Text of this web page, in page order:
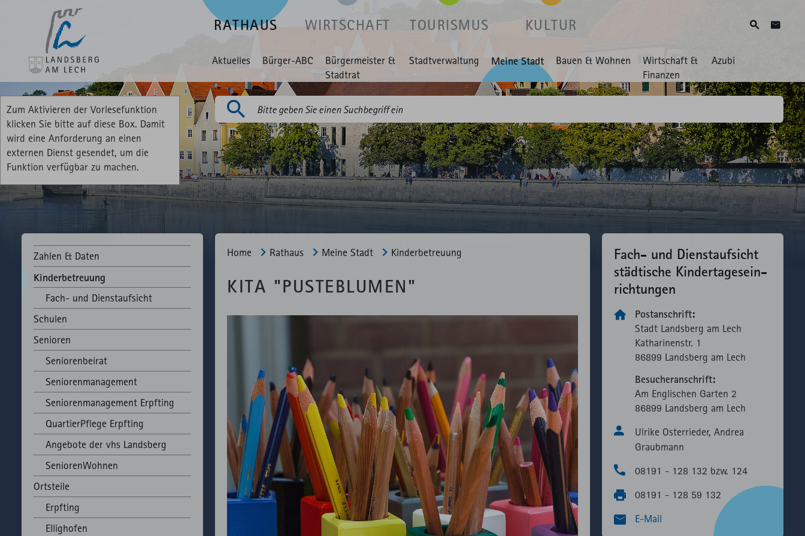
RATHAUS WIRTSCHAFT TOURISMUS KULTUR SucheZum
Aktuelles Bürger-ABC
Bürgermeister &
Stadtrat
Stadtverwaltung Meine Stadt Bauen & Wohnen
Wirtschaft &
Finanzen
Azubi
Zum Aktivieren der Vorlesefunktion
klicken Sie bitte auf diese Box. Damit
wird eine Anforderung an einen
externen Dienst gesendet, um die
Funktion verfügbar zu machen.
Suchen
Zahlen & Daten
Kinderbetreuung
Fach- und Dienstaufsicht
Schulen
Senioren
Seniorenbeirat
Seniorenmanagement
Seniorenmanagement Erpfting
QuartierPflege Erpfting
Angebote der vhs Landsberg
SeniorenWohnen
Ortsteile
Erpfting
Ellighofen
Home Rathaus Meine Stadt Kinderbetreuung
KITA "PUSTEBLUMEN"
Fach- und Dienst­aufsicht
städtische Kinder­tages­ein­
richtungen
Postanschrift:
Stadt Landsberg am Lech
Katharinen­str. 1
86899 Landsberg am Lech
Besucheranschrift:
Am Englischen Garten 2
86899 Landsberg am Lech
Ulrike Osterrieder, Andrea
Graubmann
08191 - 128 132 bzw. 124
08191 - 128 59 132
E-Mail